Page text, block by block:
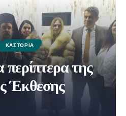
ΚΑΣΤΟΡΙΆ
της
Έκθεσης